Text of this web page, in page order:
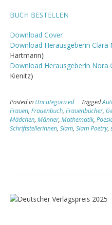
BUCH BESTELLEN
Download Cover
Download Herausgeberin Clara
Hartmann)
Download Herausgeberin Nora
Kienitz)
Posted in Uncategorized Tagged
Frauen, Frauenbuch, Frauenbücher,
Mädchen, Männer, Mathematik,
Schriftstellerinnen, Slam, Slam Poetry,